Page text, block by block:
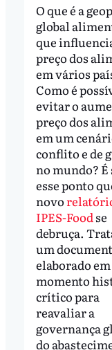
O que é a
global
que
preço dos
em vários
Como é
evitar o
preço dos
em um
conflito e de
no mundo? É
esse ponto
novo
IPES-Food se
debruça.
um
elaborado
momento
crítico para
reavaliar a
governança
do